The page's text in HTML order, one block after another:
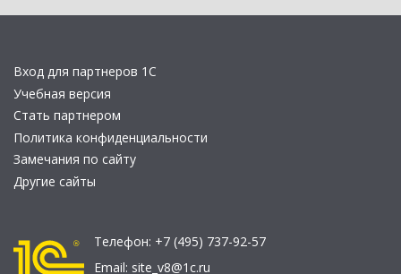
Вход для партнеров 1С
Учебная версия
Стать партнером
Политика конфиденциальности
Замечания по сайту
Другие сайты
Телефон: +7 (495) 737-92-57
Email: site_v8@1c.ru